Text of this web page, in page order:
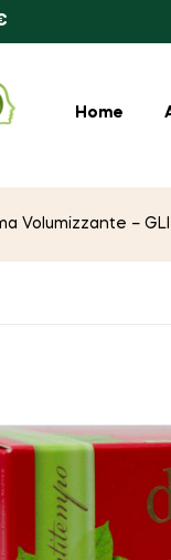
Home
Volumizzante – GLI